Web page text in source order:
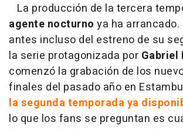
La producción de la tercera
agente nocturno ya ha arrancado.
antes incluso del estreno de su
la serie protagonizada por Gabriel
comenzó la grabación de los
finales del pasado año en
la segunda temporada ya
lo que los fans se preguntan es